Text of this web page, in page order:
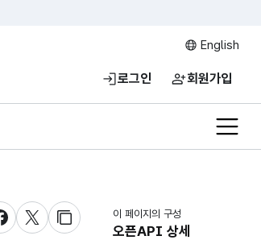
English
로그인 회원가입
전체
새창 열림새창 열림새창 열림
이 페이지의 구성
오픈API 상세